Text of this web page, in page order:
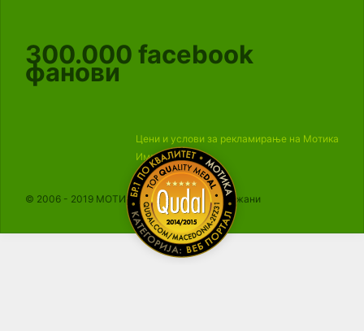
300.000 facebook
фанови
Цени и услови за рекламирање на Мотика
Импресум
© 2006 - 2019 МОТИКА, Сите права се задржани